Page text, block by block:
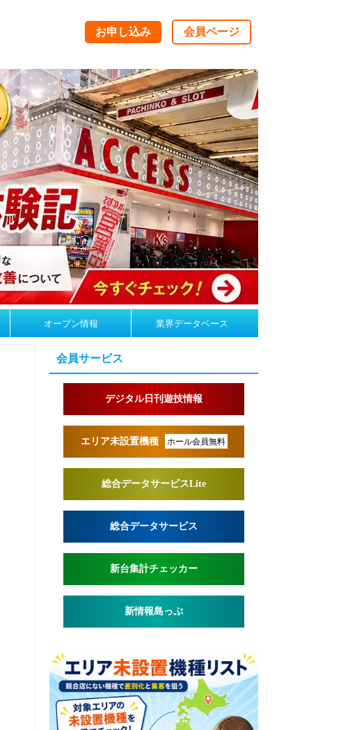
お申し込み 会員ページ
オープン情報 業界データベース
会員サービス
デジタル日刊遊技情報
エリア未設置機種 ホール会員無料
総合データサービスLite
総合データサービス
新台集計チェッカー
新情報島っぷ